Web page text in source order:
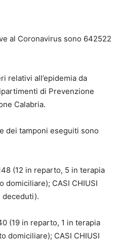
al Coronavirus sono 642522
relativi all’epidemia da
di Prevenzione
Calabria.
dei tamponi eseguiti sono
(12 in reparto, 5 in terapia
domiciliare); CASI CHIUSI
deceduti).
(19 in reparto, 1 in terapia
domiciliare); CASI CHIUSI